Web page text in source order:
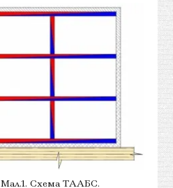
Мал.1. Схема ТААБС.